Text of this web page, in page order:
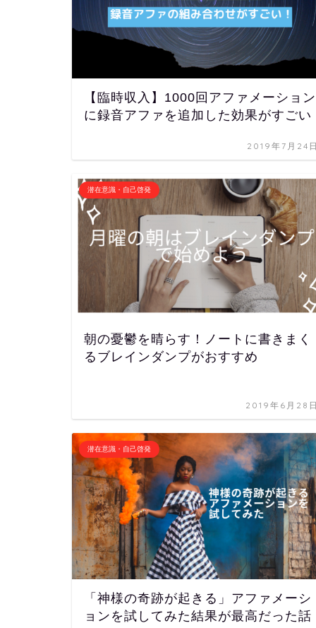
【臨時収入】1000回アファメーション
に録音アファを追加した効果がすごい
2019年7月24日
潜在意識・自己啓発
朝の憂鬱を晴らす！ノートに書きまく
るブレインダンプがおすすめ
2019年6月28日
潜在意識・自己啓発
「神様の奇跡が起きる」アファメーシ
ョンを試してみた結果が最高だった話